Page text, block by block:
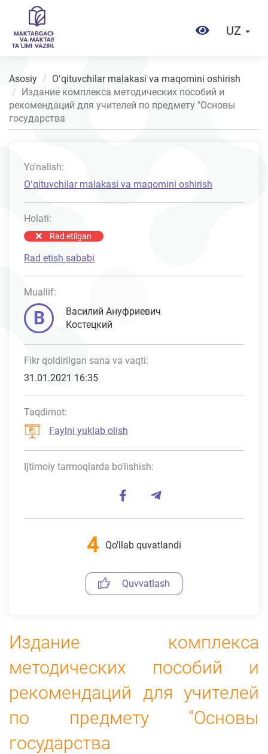
UZ
Asosiy
Oʻqituvchilar malakasi va maqomini oshirish
Издание комплекса методических пособий и
рекомендаций для учителей по предмету "Основы
государства
Издание комплекса
методических пособий и
рекомендаций для учителей
по предмету "Основы
государства
Yo'nalish:
Oʻqituvchilar malakasi va maqomini oshirish
Holati:
Rad etilgan
Rad etish sababi
Muallif:
В
Василий Ануфриевич
Костецкий
Fikr qoldirilgan sana va vaqti:
31.01.2021 16:35
Taqdimot:
Faylni yuklab olish
Ijtimoiy tarmoqlarda bo'lishish:
4 Qo'llab quvatlandi
Quvvatlash